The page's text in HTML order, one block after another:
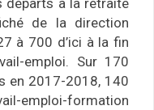
départs à la retraite
de la direction
à 700 d’ici à la fin
emploi. Sur 170
en 2017-2018, 140
emploi-formation